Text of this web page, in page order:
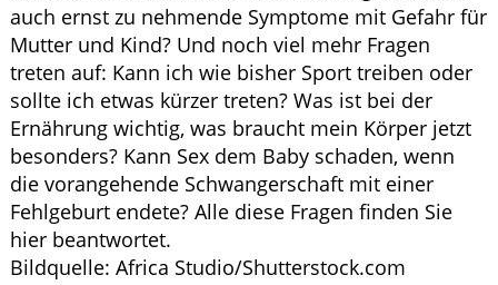
auch ernst zu nehmende Symptome mit Gefahr für
Mutter und Kind? Und noch viel mehr Fragen
treten auf: Kann ich wie bisher Sport treiben oder
sollte ich etwas kürzer treten? Was ist bei der
Ernährung wichtig, was braucht mein Körper jetzt
besonders? Kann Sex dem Baby schaden, wenn
die vorangehende Schwangerschaft mit einer
Fehlgeburt endete? Alle diese Fragen finden Sie
hier beantwortet.
Bildquelle: Africa Studio/Shutterstock.com